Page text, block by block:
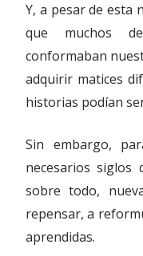
Y, a pesar de esta
que muchos
conformaban
adquirir matices
historias podían
Sin embargo,
necesarios siglos
sobre todo,
repensar, a
aprendidas.